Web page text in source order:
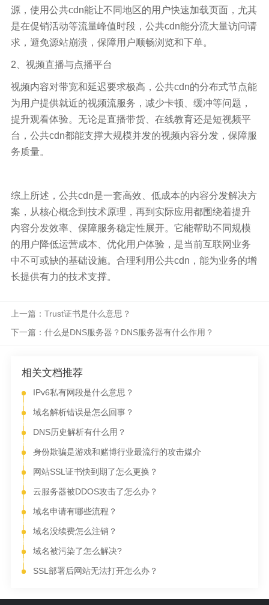
源，使用公共cdn能让不同地区的用户快速加载页面，尤其
是在促销活动等流量峰值时段，公共cdn能分流大量访问请
求，避免源站崩溃，保障用户顺畅浏览和下单。
2、视频直播与点播平台
视频内容对带宽和延迟要求极高，公共cdn的分布式节点能
为用户提供就近的视频流服务，减少卡顿、缓冲等问题，
提升观看体验。无论是直播带货、在线教育还是短视频平
台，公共cdn都能支撑大规模并发的视频内容分发，保障服
务质量。
综上所述，公共cdn是一套高效、低成本的内容分发解决方
案，从核心概念到技术原理，再到实际应用都围绕着提升
内容分发效率、保障服务稳定性展开。它能帮助不同规模
的用户降低运营成本、优化用户体验，是当前互联网业务
中不可或缺的基础设施。合理利用公共cdn，能为业务的增
长提供有力的技术支撑。
上一篇：Trust证书是什么意思？
下一篇：什么是DNS服务器？DNS服务器有什么作用？
相关文档推荐
IPv6私有网段是什么意思？
域名解析错误是怎么回事？
DNS历史解析有什么用？
身份欺骗是游戏和赌博行业最流行的攻击媒介
网站SSL证书快到期了怎么更换？
云服务器被DDOS攻击了怎么办？
域名申请有哪些流程？
域名没续费怎么注销？
域名被污染了怎么解决?
SSL部署后网站无法打开怎么办？